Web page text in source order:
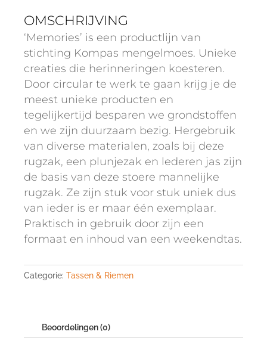
OMSCHRIJVING
‘Memories’ is een productlijn van
stichting Kompas mengelmoes. Unieke
creaties die herinneringen koesteren.
Door circular te werk te gaan krijg je de
meest unieke producten en
tegelijkertijd besparen we grondstoffen
en we zijn duurzaam bezig. Hergebruik
van diverse materialen, zoals bij deze
rugzak, een plunjezak en lederen jas zijn
de basis van deze stoere mannelijke
rugzak. Ze zijn stuk voor stuk uniek dus
van ieder is er maar één exemplaar.
Praktisch in gebruik door zijn een
formaat en inhoud van een weekendtas.
Categorie: Tassen & Riemen
Beoordelingen (0)